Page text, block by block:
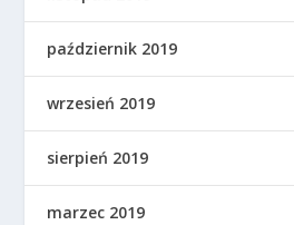
październik 2019
wrzesień 2019
sierpień 2019
marzec 2019